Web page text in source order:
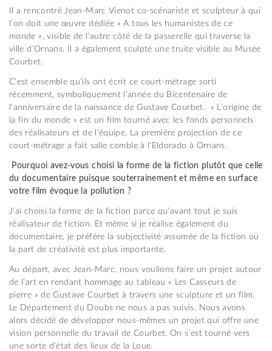
Il a rencontré Jean-Marc Vienot co-scénariste et sculpteur à qui
l’on doit une œuvre dédiée « A tous les humanistes de ce
monde », visible de l’autre côté de la passerelle qui traverse la
ville d’Ornans. Il a également sculpté une truite visible au Musée
Courbet.
C’est ensemble qu’ils ont écrit ce court-métrage sorti
récemment, symboliquement l’année du Bicentenaire de
l’anniversaire de la naissance de Gustave Courbet. « L’origine de
la fin du monde » est un film tourné avec les fonds personnels
des réalisateurs et de l’équipe. La première projection de ce
court-métrage a fait salle comble à l’Eldorado à Ornans.
Pourquoi avez-vous choisi la forme de la fiction plutôt que celle
du documentaire puisque souterrainement et même en surface
votre film évoque la pollution ?
J’ai choisi la forme de la fiction parce qu’avant tout je suis
réalisateur de fiction. Et même si je réalise également du
documentaire, je préfère la subjectivité assumée de la fiction où
la part de créativité est plus importante.
Au départ, avec Jean-Marc, nous voulions faire un projet autour
de l’art en rendant hommage au tableau « Les Casseurs de
pierre » de Gustave Courbet à travers une sculpture et un film.
Le Département du Doubs ne nous a pas suivis. Nous avons
alors décidé de développer nous-mêmes un projet qui offre une
vision personnelle du travail de Courbet. On s’est tourné vers
une sorte d’état des lieux de la Loue.